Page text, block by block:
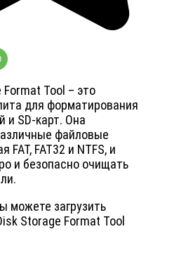
Format Tool – это
для форматирования
и SD-карт. Она
файловые
FAT, FAT32 и NTFS, и
и безопасно очищать
можете загрузить
Storage Format Tool